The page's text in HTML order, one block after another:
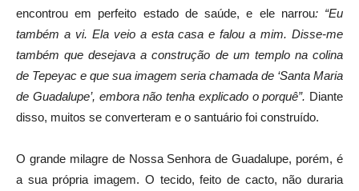
encontrou em perfeito estado de saúde, e ele narrou: “Eu
também a vi. Ela veio a esta casa e falou a mim. Disse-me
também que desejava a construção de um templo na colina
de Tepeyac e que sua imagem seria chamada de ‘Santa Maria
de Guadalupe’, embora não tenha explicado o porquê”. Diante
disso, muitos se converteram e o santuário foi construído.
O grande milagre de Nossa Senhora de Guadalupe, porém, é
a sua própria imagem. O tecido, feito de cacto, não duraria